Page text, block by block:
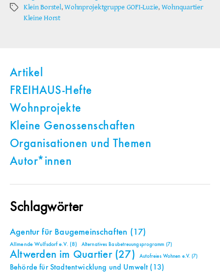
Schlagwörter
Klein Borstel,Wohnprojektgruppe GOFI-Luzie, Wohnquartier
Kleine Horst
Artikel
FREIHAUS-Hefte
Wohnprojekte
Kleine Genossenschaften
Organisationen und Themen
Autor*innen
Schlagwörter
Agentur für Baugemeinschaften (17)
Allmende Wulfsdorf e.V. (8) Alternatives Baubetreuungsprogramm (7)
Altwerden im Quartier(27) Autofreies Wohnen e.V. (7)
Behörde für Stadtentwicklung und Umwelt (13)